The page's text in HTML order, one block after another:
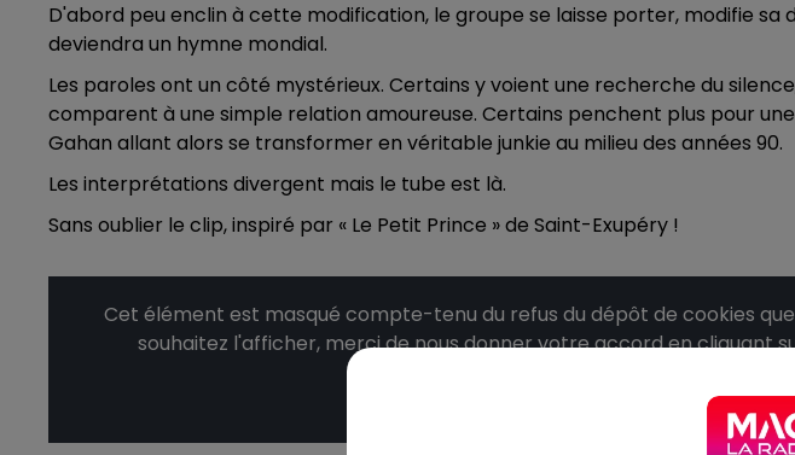
D'abord peu enclin à cette modification, le groupe se laisse porter, modifie sa
deviendra un hymne mondial.
Les paroles ont un côté mystérieux. Certains y voient une recherche du
comparent à une simple relation amoureuse. Certains penchent plus pour
Gahan allant alors se transformer en véritable junkie au milieu des années 90.
Les interprétations divergent mais le tube est là.
Sans oublier le clip, inspiré par « Le Petit Prince » de Saint-Exupéry !
Cet élément est masqué compte-tenu du refus du dépôt de cookies que
souhaitez l'afficher, merci de nous donner votre accord en cliquant